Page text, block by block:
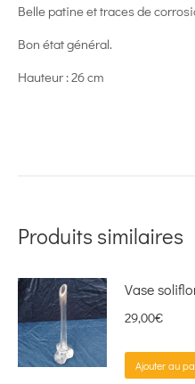
Belle patine et traces de
Bon état général.
Hauteur : 26 cm
Produits similaires
Vase
29,00€
Ajouter au